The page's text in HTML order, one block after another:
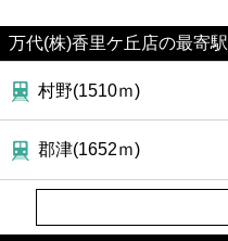
万代(株)香里ケ丘店の最寄駅
村野(1510ｍ)
郡津(1652ｍ)